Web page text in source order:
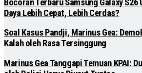
Bocoran Terbaru Samsung Galaxy
Daya Lebih Cepat, Lebih Cerdas?
Soal Kasus Pandji, Marinus Gea:
Kalah oleh Rasa Tersinggung
Marinus Gea Tanggapi Temuan KPAI: